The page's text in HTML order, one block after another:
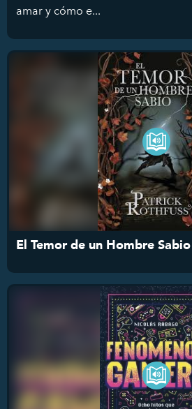
amar y cómo e...
El Temor de un Hombre Sabio